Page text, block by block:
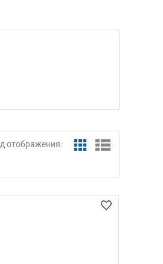
отображения: